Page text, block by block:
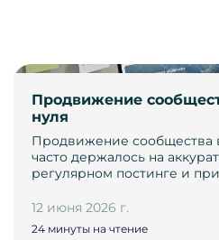
Продвижение
нуля
Продвижение сообщества
часто держалось на
регулярном постинге и
12 июня 2026 г.
24 минуты на чтение